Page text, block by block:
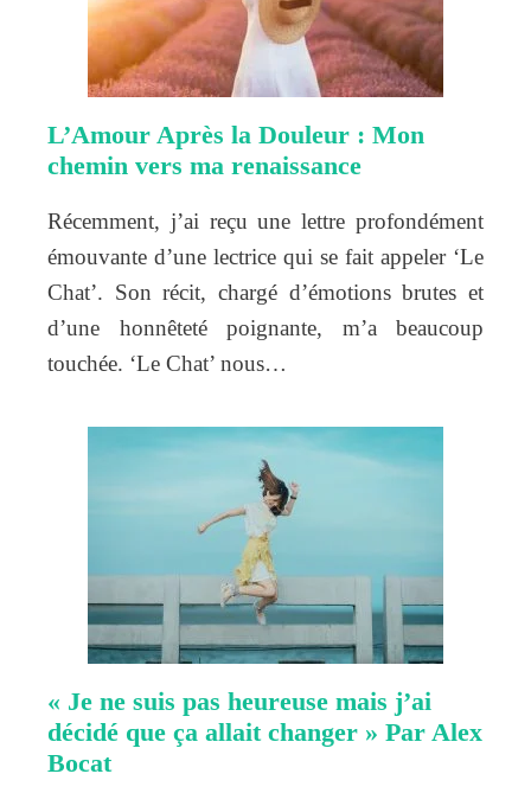
L’Amour Après la Douleur : Mon
chemin vers ma renaissance
Récemment, j’ai reçu une lettre profondément
émouvante d’une lectrice qui se fait appeler ‘Le
Chat’. Son récit, chargé d’émotions brutes et
d’une honnêteté poignante, m’a beaucoup
touchée. ‘Le Chat’ nous…
« Je ne suis pas heureuse mais j’ai
décidé que ça allait changer » Par Alex
Bocat